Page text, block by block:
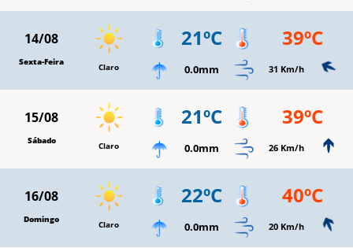
14/08
Sexta-Feira Claro
21ºC 39ºC
0.0mm 31 Km/h
15/08
Sábado Claro
21ºC 39ºC
0.0mm 26 Km/h
16/08
Domingo Claro
22ºC 40ºC
0.0mm 20 Km/h